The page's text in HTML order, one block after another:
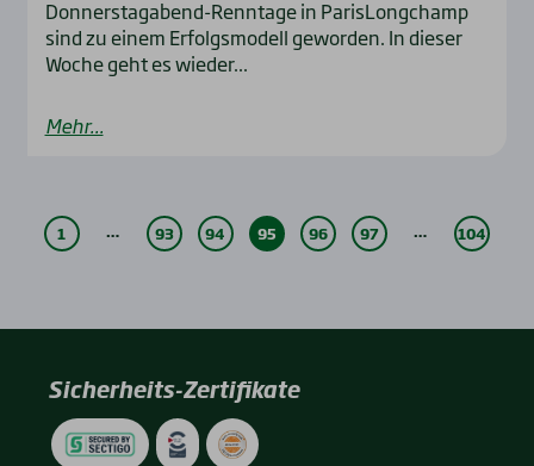
Donnerstagabend-Renntage in ParisLongchamp
sind zu einem Erfolgsmodell geworden. In dieser
Woche geht es wieder...
Mehr...
1 … 93 94 95 96 97 … 104
Sicherheits-Zertifikate